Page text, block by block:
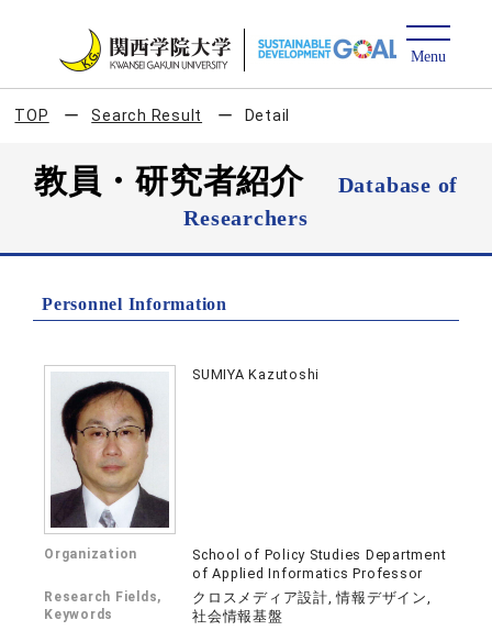
TOP Search Result Detail
教員・研究者紹介
Database of
Researchers
Personnel Information
SUMIYA Kazutoshi
Organization
School of Policy Studies Department
of Applied Informatics Professor
Research Fields,
Keywords
クロスメディア設計, 情報デザイン,
社会情報基盤